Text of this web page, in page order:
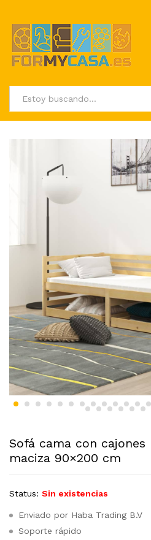
Sofá cama con
maciza 90×200 cm
Status: Sin existencias
Enviado por Haba Trading B.V
Soporte rápido